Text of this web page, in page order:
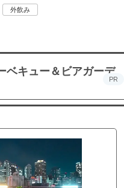
外飲み
ベキュー＆ビアガーデ
PR